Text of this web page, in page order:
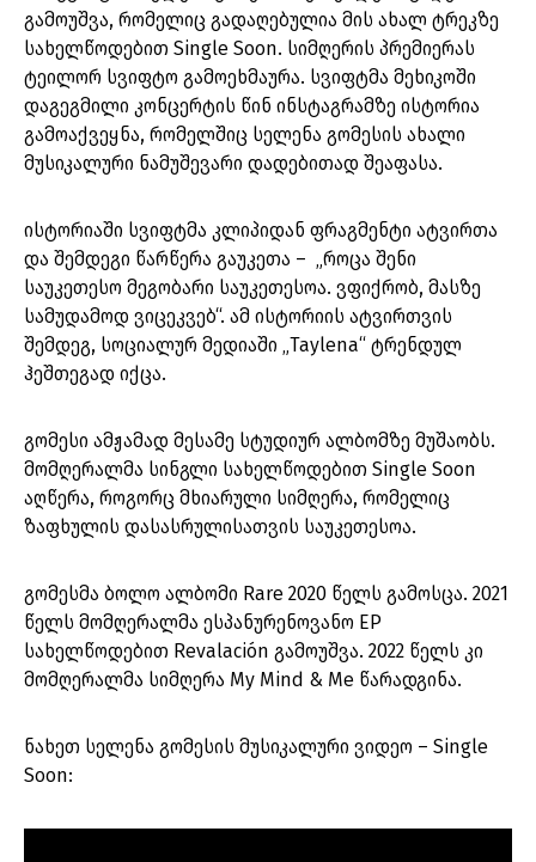
გამოუშვა, რომელიც გადაღებულია მის ახალ ტრეკზე
სახელწოდებით Single Soon. სიმღერის პრემიერას
ტეილორ სვიფტო გამოეხმაურა. სვიფტმა მეხიკოში
დაგეგმილი კონცერტის წინ ინსტაგრამზე ისტორია
გამოაქვეყნა, რომელშიც სელენა გომესის ახალი
მუსიკალური ნამუშევარი დადებითად შეაფასა.
ისტორიაში სვიფტმა კლიპიდან ფრაგმენტი ატვირთა
და შემდეგი წარწერა გაუკეთა – „როცა შენი
საუკეთესო მეგობარი საუკეთესოა. ვფიქრობ, მასზე
სამუდამოდ ვიცეკვებ“. ამ ისტორიის ატვირთვის
შემდეგ, სოციალურ მედიაში „Taylena“ ტრენდულ
ჰეშთეგად იქცა.
გომესი ამჟამად მესამე სტუდიურ ალბომზე მუშაობს.
მომღერალმა სინგლი სახელწოდებით Single Soon
აღწერა, როგორც მხიარული სიმღერა, რომელიც
ზაფხულის დასასრულისათვის საუკეთესოა.
გომესმა ბოლო ალბომი Rare 2020 წელს გამოსცა. 2021
წელს მომღერალმა ესპანურენოვანო EP
სახელწოდებით Revalación გამოუშვა. 2022 წელს კი
მომღერალმა სიმღერა My Mind & Me წარადგინა.
ნახეთ სელენა გომესის მუსიკალური ვიდეო – Single
Soon: